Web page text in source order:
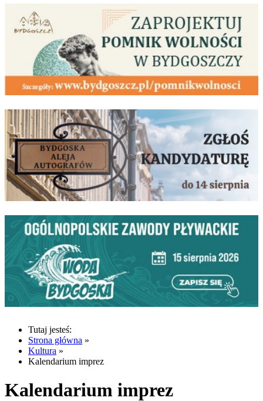
Tutaj jesteś:
Strona główna »
Kultura »
Kalendarium imprez
Kalendarium imprez